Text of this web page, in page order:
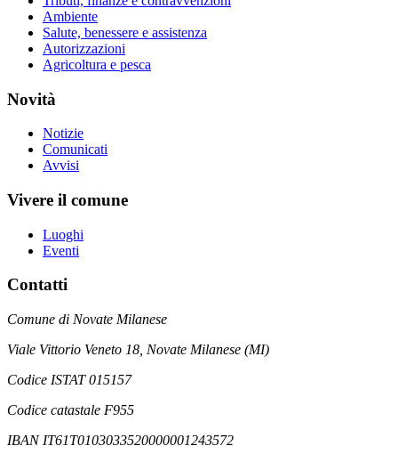
Ambiente
Salute, benessere e assistenza
Autorizzazioni
Agricoltura e pesca
Novità
Notizie
Comunicati
Avvisi
Vivere il comune
Luoghi
Eventi
Contatti
Comune di Novate Milanese
Viale Vittorio Veneto 18, Novate Milanese (MI)
Codice ISTAT 015157
Codice catastale F955
IBAN IT61T0103033520000001243572